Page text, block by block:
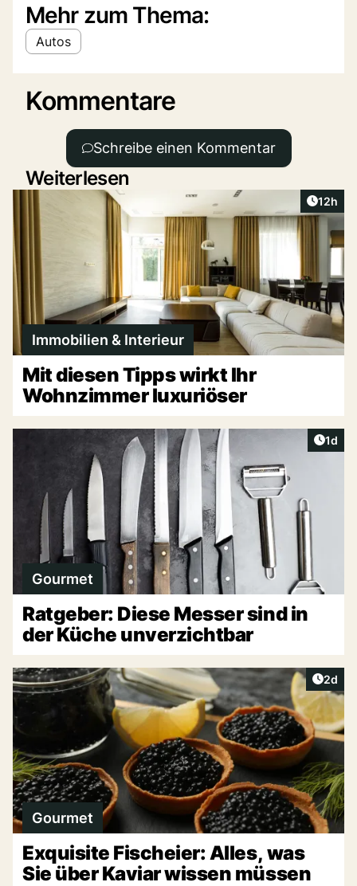
Mehr zum Thema:
Autos
Kommentare
Schreibe einen Kommentar
Weiterlesen
Artikel
12h
Immobilien & Interieur
Mit diesen Tipps wirkt Ihr
Wohnzimmer luxuriöser
1d
Gourmet
Ratgeber: Diese Messer sind in
der Küche unverzichtbar
2d
Gourmet
Exquisite Fischeier: Alles, was
Sie über Kaviar wissen müssen